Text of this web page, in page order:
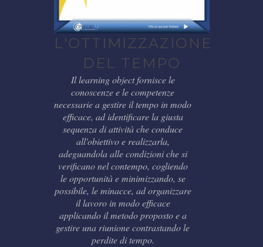
L'OTTIMIZZAZIONE
DEL TEMPO
Il learning object fornisce le
conoscenze e le competenze
necessarie a gestire il tempo in modo
efficace, ad identificare la giusta
sequenza di attività che conduce
all'obiettivo e realizzarla,
adeguandola alle condizioni che si
verificano nel contempo, cogliendo
le opportunità e minimizzando, se
possibile, le minacce, ad organizzare
il lavoro in modo efficace
applicando il metodo proposto e a
gestire una riunione contrastando le
perdite di tempo.